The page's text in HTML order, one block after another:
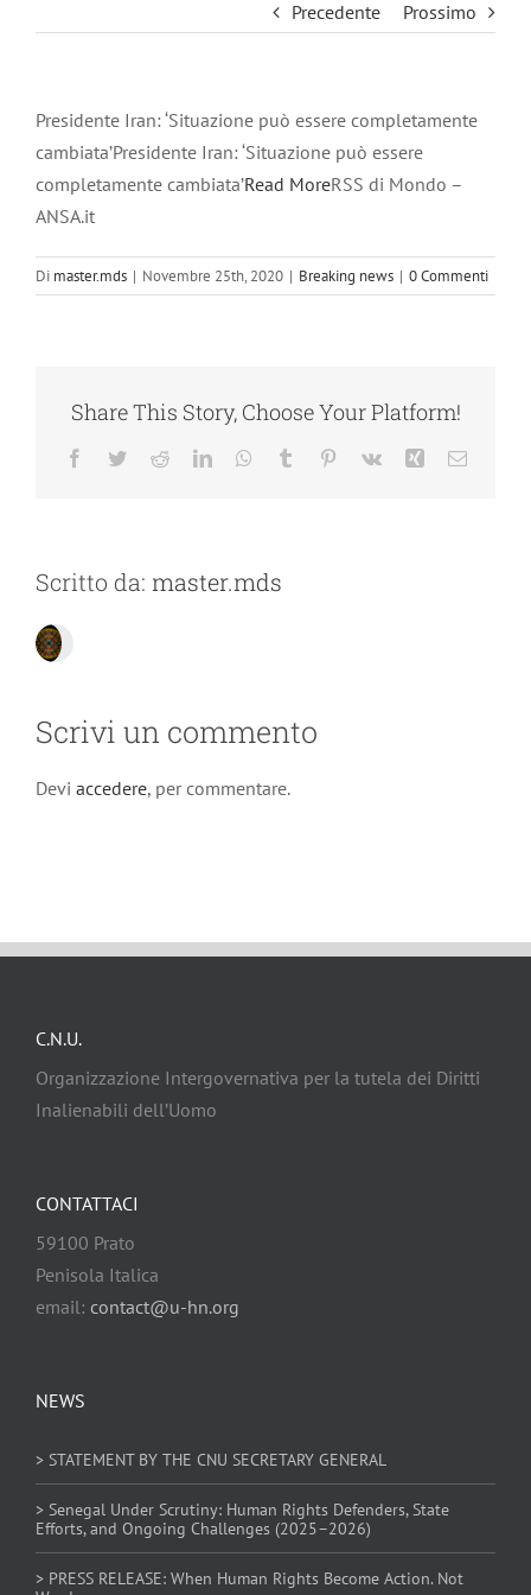
Precedente Prossimo
Presidente Iran: ‘Situazione può essere completamente
cambiata’Presidente Iran: ‘Situazione può essere
completamente cambiata’Read MoreRSS di Mondo –
ANSA.it
Di master.mds | Novembre 25th, 2020 | Breaking news | 0 Commenti
Share This Story, Choose Your Platform!
Facebook
TwitterRedditLinkedInWhatsApp
Tumblr Pinterest
Vk Xing Email
Scritto da: master.mds
Scrivi un commento
Devi accedere, per commentare.
C.N.U.
Organizzazione Intergovernativa per la tutela dei Diritti
Inalienabili dell’Uomo
NEWS
> STATEMENT BY THE CNU SECRETARY GENERAL
> Senegal Under Scrutiny: Human Rights Defenders, State
Efforts, and Ongoing Challenges (2025–2026)
> PRESS RELEASE: When Human Rights Become Action. Not
CONTATTACI
59100 Prato
Penisola Italica
email: contact@u-hn.org